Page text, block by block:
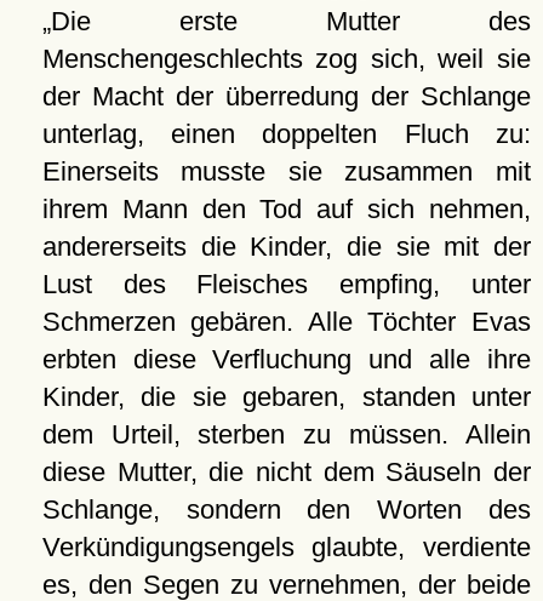
Die erste Mutter des
Menschengeschlechts zog sich, weil sie
der Macht der überredung der Schlange
unterlag, einen doppelten Fluch zu:
Einerseits musste sie zusammen mit
ihrem Mann den Tod auf sich nehmen,
andererseits die Kinder, die sie mit der
Lust des Fleisches empfing, unter
Schmerzen gebären. Alle Töchter Evas
erbten diese Verfluchung und alle ihre
Kinder, die sie gebaren, standen unter
dem Urteil, sterben zu müssen. Allein
diese Mutter, die nicht dem Säuseln der
Schlange, sondern den Worten des
Verkündigungsengels glaubte, verdiente
es, den Segen zu vernehmen, der beide